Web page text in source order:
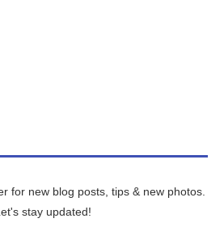
for new blog posts, tips & new photos.
stay updated!